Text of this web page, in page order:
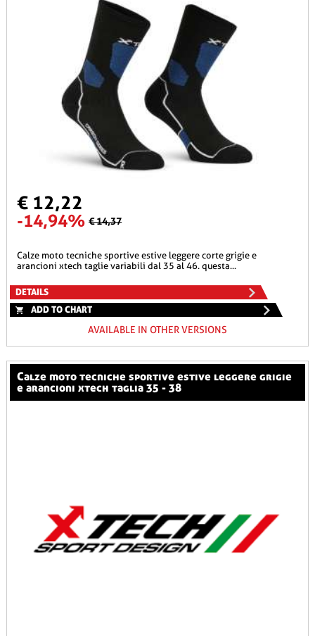
€ 12,22
-14,94% € 14,37
calze moto tecniche sportive estive leggere corte grigie e
arancioni xtech taglie variabili dal 35 al 46. questa...
DETAILS
ADD TO CHART
AVAILABLE IN OTHER VERSIONS
calze moto tecniche sportive estive leggere grigie
e arancioni xtech taglia 35 - 38